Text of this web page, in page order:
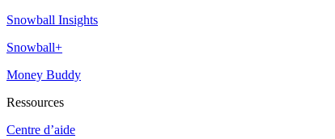
Snowball Insights
Snowball+
Money Buddy
Ressources
Centre d’aide